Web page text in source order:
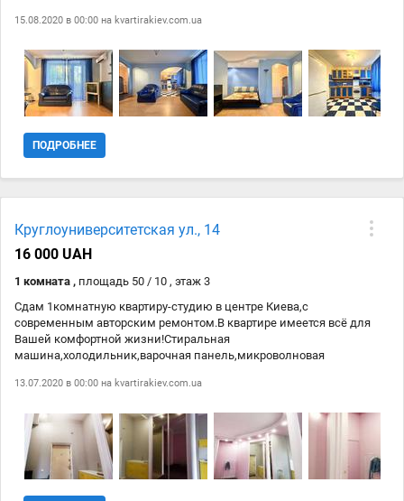
агентству.Звоните!
15.08.2020 в 00:00 на kvartirakiev.com.ua
ПОДРОБНЕЕ
Круглоуниверситетская ул., 14
16 000 UAH
1 комната , площадь 50 / 10 , этаж 3
Сдам 1комнатную квартиру-студию в центре Киева,с
современным авторским ремонтом.В квартире имеется всё для
Вашей комфортной жизни!Стиральная
машина,холодильник,варочная панель,микроволновая
шкаф,плита,пылесос,электрочайник.фен,утюг.Панорамные окна
месяц+коммунальные+50% агенству.Звоните!
13.07.2020 в 00:00 на kvartirakiev.com.ua